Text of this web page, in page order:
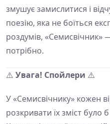
змушує замислитися і
поезію, яка не боїться
роздумів,
потрібно.
⚠️ Увага! Спойлери ⚠️
У «Семисвічнику» кожен
розкривати їх зміст